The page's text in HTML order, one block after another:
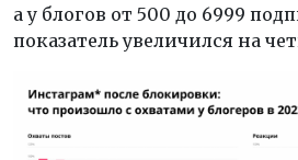
а у блогов от 500 до 6999
показатель увеличился на